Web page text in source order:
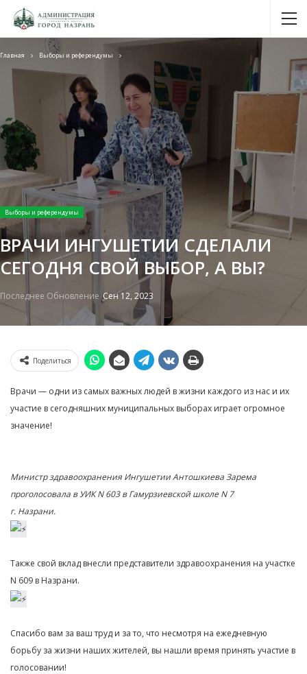
Главная Выборы и референдумы
Выборы и референдумы
ВРАЧИ ИНГУШЕТИИ СДЕЛАЛИ
СЕГОДНЯ СВОЙ ВЫБОР, А ВЫ?
Последнее Обновление Сен 12, 2023
Поделиться
Врачи — одни из самых важных людей в жизни каждого из нас и их
участие в сегодняшних муниципальных выборах играет огромное
значение!
Министр здравоохранения Ингушетии Антошкиева Зарема
проголосовала в УИК N 603 в Гамурзиевской школе N 7
г. Назрани.
Также свой вклад внесли представители здравоохранения на участке
N 609 в Назрани.
Спасибо вам за ваш труд и за то, что несмотря на ежедневную
борьбу за жизни наших жителей, вы нашли время принять участие в
голосовании!